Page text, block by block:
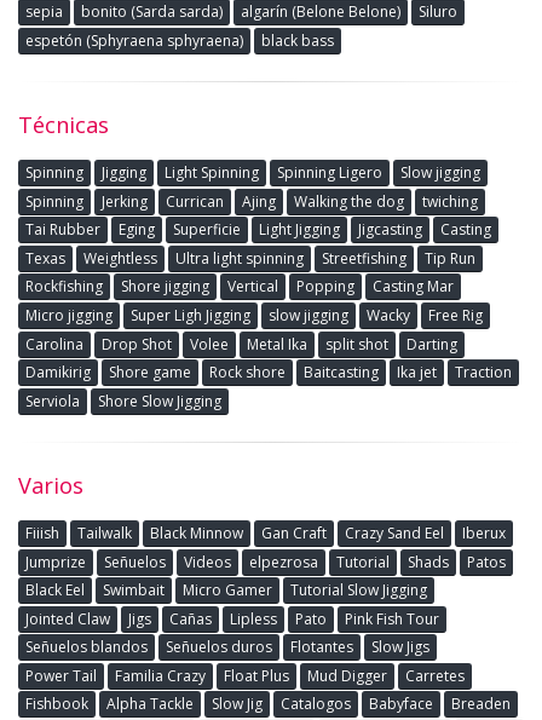
sepia
bonito (Sarda sarda) algarín (Belone Belone)
Siluro
espetón (Sphyraena sphyraena)
black bass
Técnicas
Spinning Jigging Light Spinning Spinning Ligero
Slow jigging
Spinning
Jerking Currican Ajing Walking the dog
twiching
Tai Rubber
Eging Superficie Light Jigging Jigcasting
Casting
Texas
Weightless Ultra light spinning Streetfishing
Tip Run
Rockfishing
Shore jigging Vertical Popping
Casting Mar
Micro jigging
Super Ligh Jigging slow jigging Wacky
Free Rig
Carolina
Drop Shot Volee Metal Ika split shot
Darting
Damikirig
Shore game Rock shore Baitcasting Ika jet
Traction
Serviola
Shore Slow Jigging
Varios
Fiiish Tailwalk Black Minnow Gan Craft Crazy Sand Eel
Iberux
Jumprize
Señuelos Videos elpezrosa Tutorial Shads
Patos
Black Eel
Swimbait Micro Gamer
Tutorial Slow Jigging
Jointed Claw
Jigs Cañas Lipless Pato
Pink Fish Tour
Señuelos blandos
Señuelos duros Flotantes
Slow Jigs
Power Tail
Familia Crazy Float Plus Mud Digger
Carretes
Fishbook
Alpha Tackle Slow Jig Catalogos Babyface
Breaden